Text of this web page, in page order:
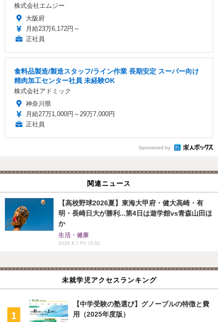
株式会社エムジー
大阪府
月給23万6,172円～
正社員
食料品製造/製造スタッフ/ライン作業 長期安定 スーパー向け
精肉加工センター社員 未経験OK
株式会社アドミック
神奈川県
月給27万1,000円～29万7,000円
正社員
Sponsored by
関連ニュース
【高校野球2026夏】東海大甲府・健大高崎・有
明・長崎日大が勝利...第4日は遊学館vs青森山田ほ
か
生活・健康
2026.8.7 Fri 15:52
未就学児アクセスランキング
【中学受験の塾選び】グノーブルの特徴と費
用（2025年度版）